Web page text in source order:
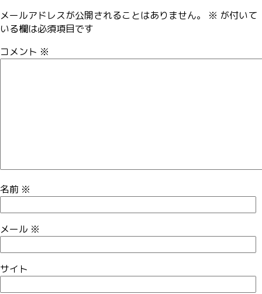
メールアドレスが公開されることはありません。 ※ が付いて
いる欄は必須項目です
コメント ※
名前 ※
メール ※
サイト